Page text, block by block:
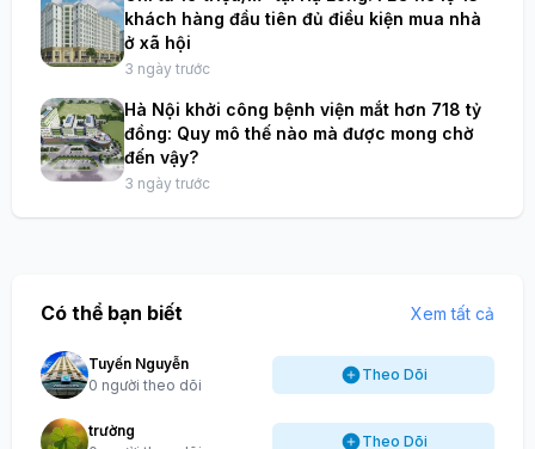
khách hàng đầu tiên đủ điều kiện mua nhà
ở xã hội
3 ngày trước
Hà Nội khởi công bệnh viện mắt hơn 718 tỷ
đồng: Quy mô thế nào mà được mong chờ
đến vậy?
3 ngày trước
Có thể bạn biết Xem tất cả
Tuyến Nguyễn
0 người theo dõi
Theo Dõi
trường
Theo Dõi